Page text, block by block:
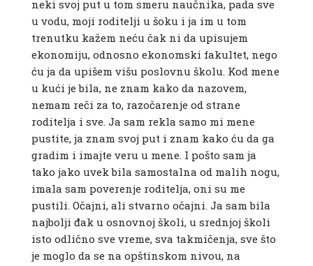
neki svoj put u tom smeru naučnika, pada sve
u vodu, moji roditelji u šoku i ja im u tom
trenutku kažem neću čak ni da upisujem
ekonomiju, odnosno ekonomski fakultet, nego
ću ja da upišem višu poslovnu školu. Kod mene
u kući je bila, ne znam kako da nazovem,
nemam reči za to, razočarenje od strane
roditelja i sve. Ja sam rekla samo mi mene
pustite, ja znam svoj put i znam kako ću da ga
gradim i imajte veru u mene. I pošto sam ja
tako jako uvek bila samostalna od malih nogu,
imala sam poverenje roditelja, oni su me
pustili. Očajni, ali stvarno očajni. Ja sam bila
najbolji đak u osnovnoj školi, u srednjoj školi
isto odlično sve vreme, sva takmičenja, sve što
je moglo da se na opštinskom nivou, na